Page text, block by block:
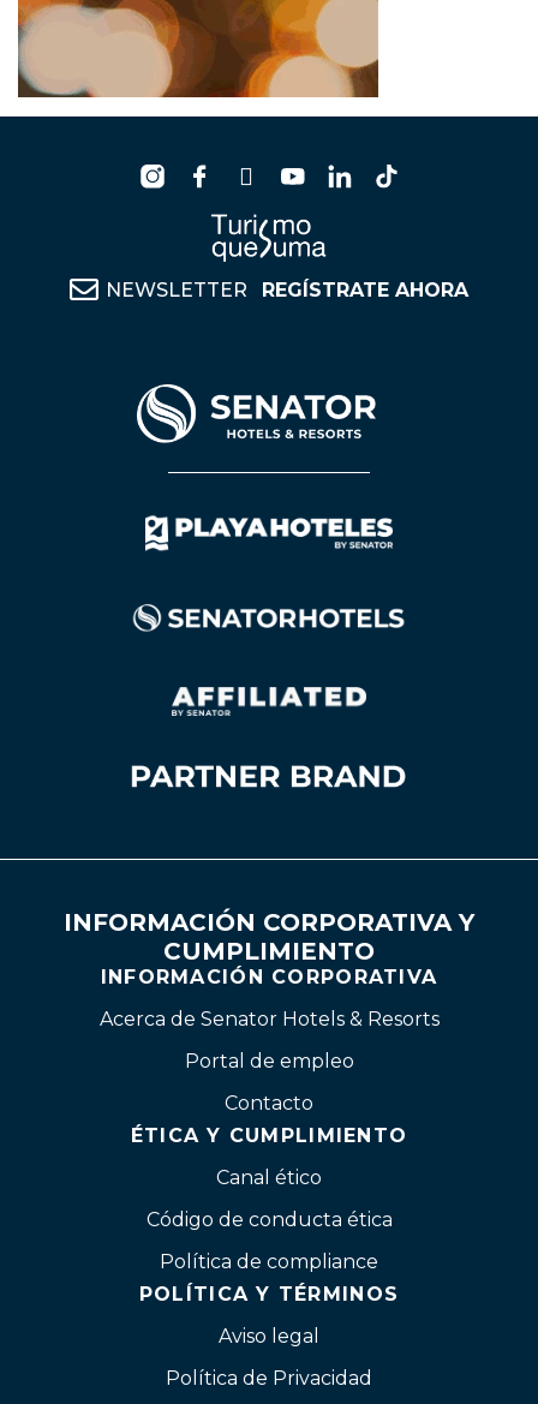
NEWSLETTER REGÍSTRATE AHORA
INFORMACIÓN CORPORATIVA Y
CUMPLIMIENTO
INFORMACIÓN CORPORATIVA
Acerca de Senator Hotels & Resorts
Portal de empleo
Contacto
ÉTICA Y CUMPLIMIENTO
Canal ético
Código de conducta ética
Política de compliance
POLÍTICA Y TÉRMINOS
Aviso legal
Política de Privacidad